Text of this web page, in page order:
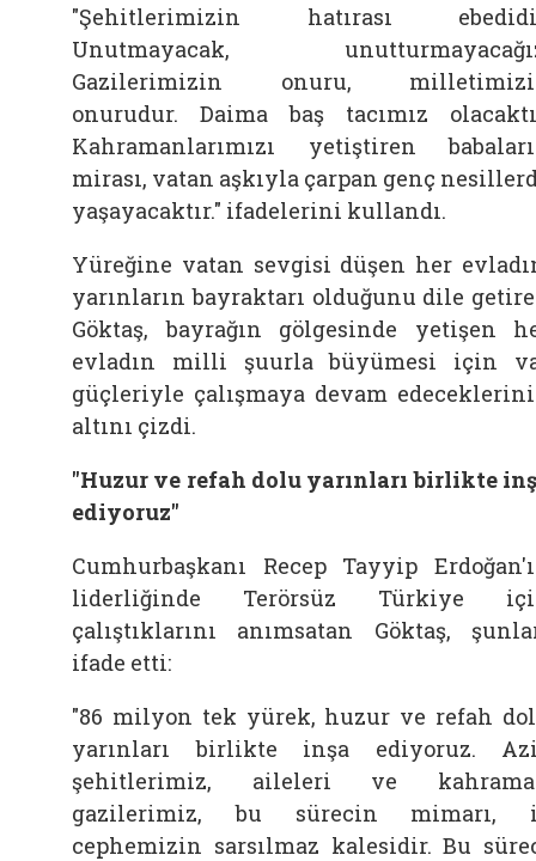
"Şehitlerimizin hatırası
Unutmayacak,
Gazilerimizin onuru,
onurudur. Daima baş tacımız
Kahramanlarımızı yetiştiren
mirası, vatan aşkıyla çarpan genç
yaşayacaktır." ifadelerini kullandı.
Yüreğine vatan sevgisi düşen her
yarınların bayraktarı olduğunu dile
Göktaş, bayrağın gölgesinde yetişen
evladın milli şuurla büyümesi için
güçleriyle çalışmaya devam
altını çizdi.
"Huzur ve refah dolu yarınları birlikte
ediyoruz"
Cumhurbaşkanı Recep Tayyip
liderliğinde Terörsüz Türkiye
çalıştıklarını anımsatan Göktaş,
ifade etti:
"86 milyon tek yürek, huzur ve refah
yarınları birlikte inşa ediyoruz.
şehitlerimiz, aileleri ve
gazilerimiz, bu sürecin mimarı,
cephemizin sarsılmaz kalesidir. Bu